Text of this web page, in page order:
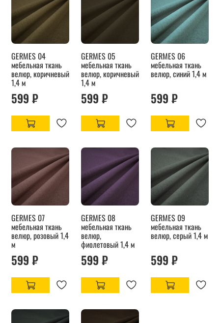
GERMES 04
мебельная ткань
велюр, коричневый
1,4 м
599 ₽
GERMES 05
мебельная ткань
велюр, коричневый
1,4 м
599 ₽
GERMES 06
мебельная ткань
велюр, синий 1,4 м
599 ₽
GERMES 07
мебельная ткань
велюр, розовый 1,4
м
599 ₽
GERMES 08
мебельная ткань
велюр,
фиолетовый 1,4 м
599 ₽
GERMES 09
мебельная ткань
велюр, серый 1,4 м
599 ₽